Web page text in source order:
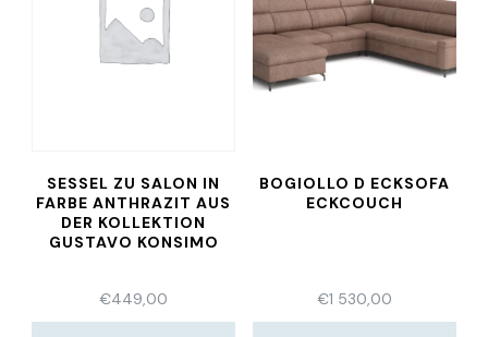
SESSEL ZU SALON IN
FARBE ANTHRAZIT AUS
DER KOLLEKTION
GUSTAVO KONSIMO
€449,00
BOGIOLLO D ECKSOFA
ECKCOUCH
€1 530,00